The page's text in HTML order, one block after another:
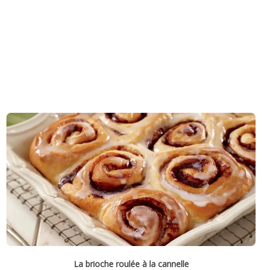
La brioche roulée à la cannelle